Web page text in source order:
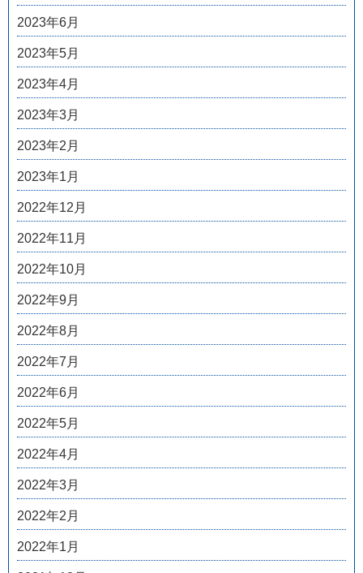
2023年6月
2023年5月
2023年4月
2023年3月
2023年2月
2023年1月
2022年12月
2022年11月
2022年10月
2022年9月
2022年8月
2022年7月
2022年6月
2022年5月
2022年4月
2022年3月
2022年2月
2022年1月